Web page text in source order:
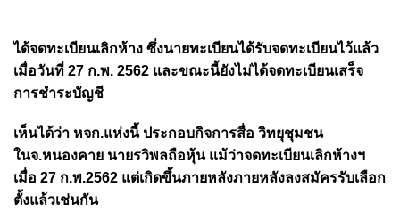
ได้จดทะเบียนเลิกห้าง ซึ่งนายทะเบียนได้รับจดทะเบียนไว้แล้ว
เมื่อวันที่ 27 ก.พ. 2562 และขณะนี้ยังไม่ได้จดทะเบียนเสร็จ
การชำระบัญชี
เห็นได้ว่า หจก.แห่งนี้ ประกอบกิจการสื่อ วิทยุชุมชน
ในจ.หนองคาย นายรวิพลถือหุ้น แม้ว่าจดทะเบียนเลิกห้างฯ
เมื่อ 27 ก.พ.2562 แต่เกิดขึ้นภายหลังภายหลังลงสมัครรับเลือก
ตั้งแล้วเช่นกัน